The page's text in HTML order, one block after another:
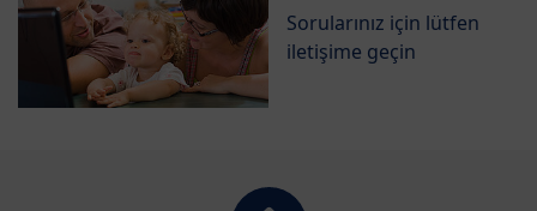
Sorularınız için lütfen
iletişime geçin